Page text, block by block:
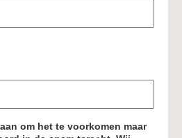
om het te voorkomen maar